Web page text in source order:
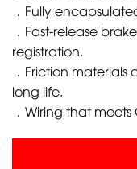
．Fully
．Fast-release
registration.
．Friction
long life.
．Wiring that